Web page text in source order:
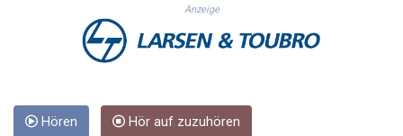
GEL 3.021745
GHS 13.548654
GNF 10148.480495
GTQ 8.809274
Anzeige
Hören Hör auf zuzuhören